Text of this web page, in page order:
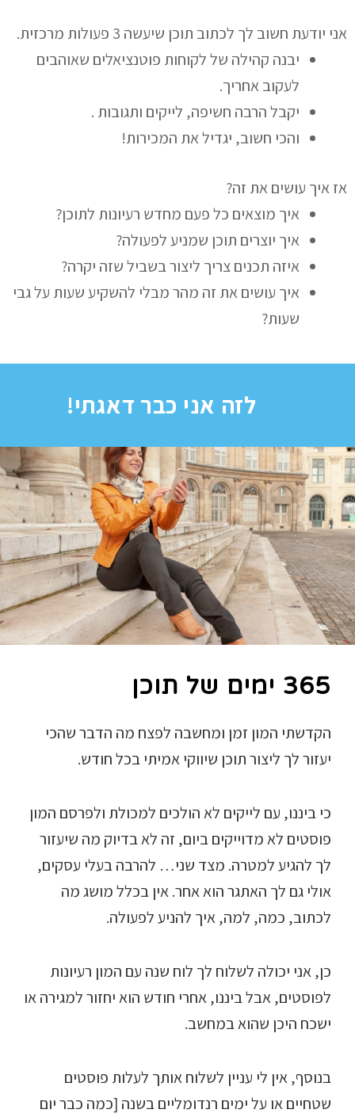
אני יודעת חשוב לך לכתוב תוכן שיעשה 3 פעולות מרכזית.
יבנה קהילה של לקוחות פוטנציאלים שאוהבים
לעקוב אחריך.
יקבל הרבה חשיפה, לייקים ותגובות .
והכי חשוב, יגדיל את המכירות!
אז איך עושים את זה?
איך מוצאים כל פעם מחדש רעיונות לתוכן?
איך יוצרים תוכן שמניע לפעולה?
איזה תכנים צריך ליצור בשביל שזה יקרה?
איך עושים את זה מהר מבלי להשקיע שעות על גבי
שעות?
לזה אני כבר דאגתי!
365 ימים של תוכן
הקדשתי המון זמן ומחשבה לפצח מה הדבר שהכי
יעזור לך ליצור תוכן שיווקי אמיתי בכל חודש.
כי ביננו, עם לייקים לא הולכים למכולת ולפרסם המון
פוסטים לא מדוייקים ביום, זה לא בדיוק מה שיעזור
לך להגיע למטרה. מצד שני… להרבה בעלי עסקים,
אולי גם לך האתגר הוא אחר. אין בכלל מושג מה
לכתוב, כמה, למה, איך להניע לפעולה.
כן, אני יכולה לשלוח לך לוח שנה עם המון רעיונות
לפוסטים, אבל ביננו, אחרי חודש הוא יחזור למגירה או
ישכח היכן שהוא במחשב.
בנוסף, אין לי עניין לשלוח אותך לעלות פוסטים
שטחיים או על ימים רנדומליים בשנה [כמה כבר יום